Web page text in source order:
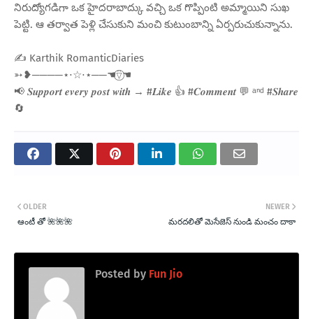
నిరుద్యోగడిగా ఒక హైదరాబాద్కు వచ్చి ఒక గొప్పింటి అమ్మాయిని సుఖ
పెట్టి. ఆ తర్వాత పెళ్లి చేసుకుని మంచి కుటుంబాన్ని ఏర్పరుచుకున్నాను.
✍️ Karthik RomanticDiaries
➳❥────⋆⋅☆⋅⋆──☚⍢⃝☚
📢 𝑺𝒖𝒑𝒑𝒐𝒓𝒕 𝒆𝒗𝒆𝒓𝒚 𝒑𝒐𝒔𝒕 𝒘𝒊𝒕𝒉 → #𝑳𝒊𝒌𝒆 👍 #𝑪𝒐𝒎𝒎𝒆𝒏𝒕 💬 ᵃⁿᵈ #𝑺𝒉𝒂𝒓𝒆
🔄
NEWER
మరదలితో మెసేజెస్ నుండి మంచం దాకా
OLDER
ఆంటీ తో 🌺🌺🌺
Posted by Fun Jio